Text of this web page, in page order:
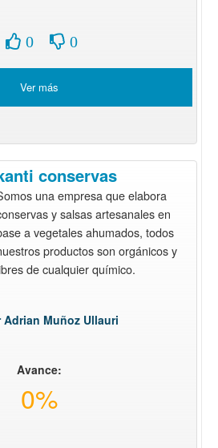
0 0
Ver más
conservas
una empresa que elabora
y salsas artesanales en
a vegetales ahumados, todos
productos son orgánicos y
de cualquier químico.
Adrian Muñoz Ullauri
Avance:
0%